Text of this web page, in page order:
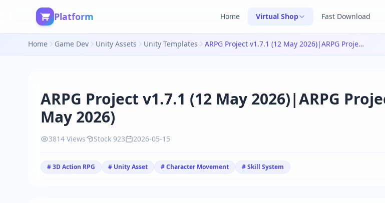
Platform Home Virtual Shop Fast Download
Home Game Dev Unity Assets Unity Templates ARPG Project v1.7.1 (12 May 2026)|ARPG Project v1.7.1 (12 May 2026)
ARPG Project v1.7.1 (12 May 2026)|ARPG
May 2026)
3814 Views Stock 923 2026-05-15
# 3D Action RPG # Unity Asset # Character Movement # Skill System